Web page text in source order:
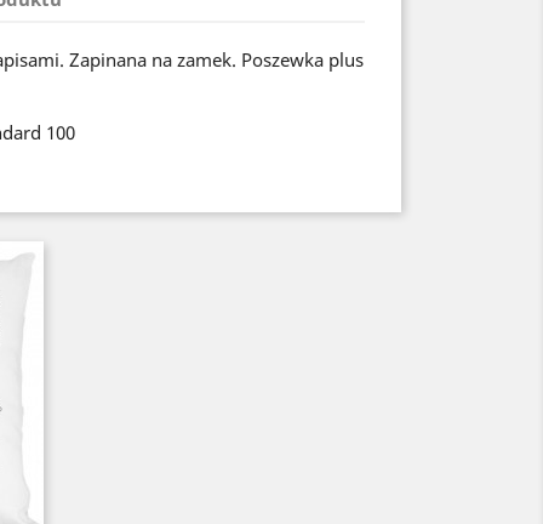
Zapinana na zamek. Poszewka plus
100